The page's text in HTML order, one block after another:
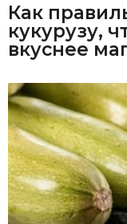
Как
кукурузу,
вкуснее